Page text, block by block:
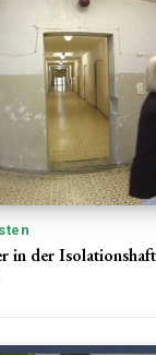
in der